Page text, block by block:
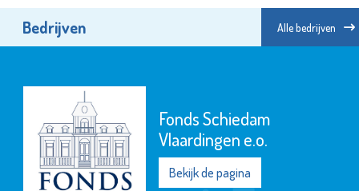
Bedrijven Alle bedrijven
Fonds Schiedam
Vlaardingen e.o.
Bekijk de pagina